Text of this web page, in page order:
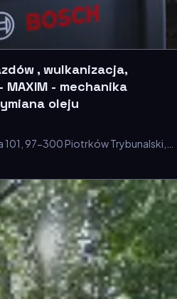
, wulkanizacja,
- mechanika
oleju
101, 97-300 Piotrków Trybunalski,